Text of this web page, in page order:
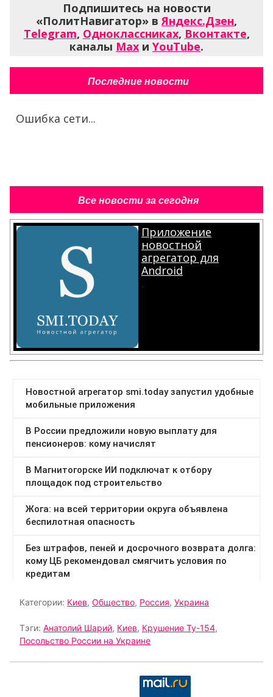
Подпишитесь на новости
«ПолитНавигатор» вЯндекс.Дзен,
Telegram, Одноклассниках, Вконтакте,
каналы Max и YouTube.
Последние новости
Ошибка сети...
Все новости за сегодня
Приложение
новостной
агрегатор для
Android
.
Категории: Киев, Общество, Россия, Украина
Тэги: Анатолий Шарий, Киев, Крушение Ту-154,
Посольство России на Украине